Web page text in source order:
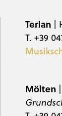
Terlan |
T. +39
Mölten